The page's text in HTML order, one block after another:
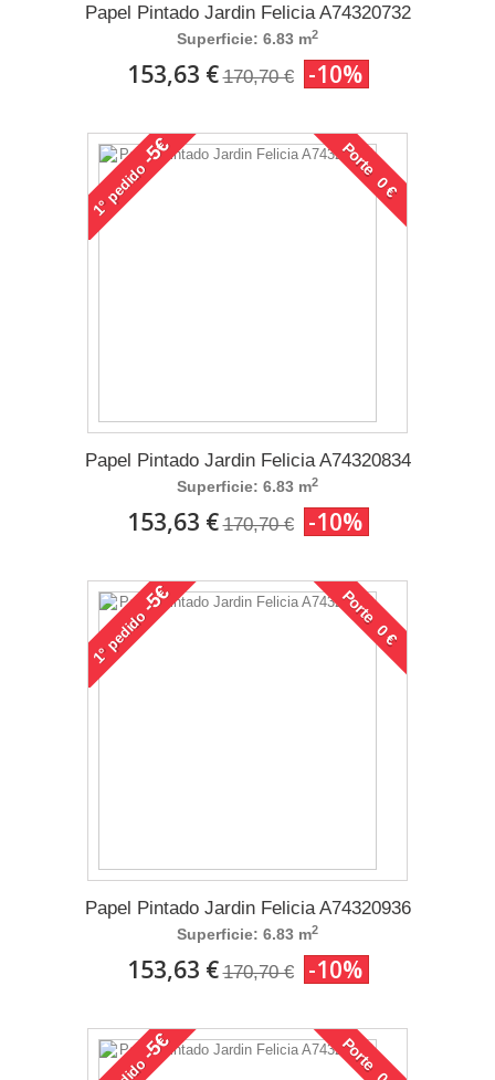
Papel Pintado Jardin Felicia A74320732
Superficie: 6.83 m2
153,63 € 170,70 € -10%
1°
pedido
-5€ Porte 0 €
Papel Pintado Jardin Felicia A74320834
Superficie: 6.83 m2
153,63 € 170,70 € -10%
1°
pedido
-5€ Porte 0 €
Papel Pintado Jardin Felicia A74320936
Superficie: 6.83 m2
153,63 € 170,70 € -10%
-5€ Porte 0 €